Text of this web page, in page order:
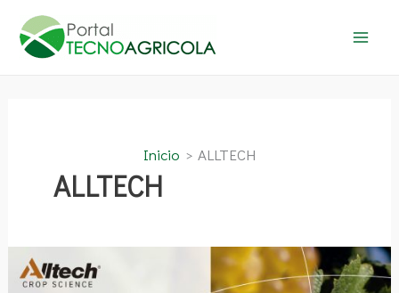
contenido
Inicio ALLTECH
ALLTECH
Jornada
Técnica
Alltech: